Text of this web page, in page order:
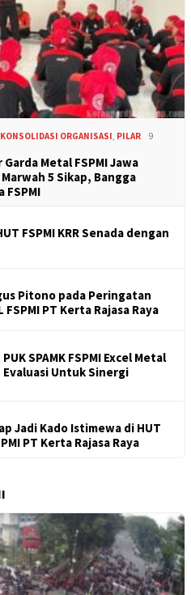
KONSOLIDASI ORGANISASI, PILAR
9
Metal FSPMI Jawa
5 Sikap, Bangga
FSPMI
FSPMI KRR Senada dengan
Pitono pada Peringatan
FSPMI PT Kerta Rajasa Raya
SPAMK FSPMI Excel Metal
Untuk Sinergi
Jadi Kado Istimewa di HUT
PT Kerta Rajasa Raya